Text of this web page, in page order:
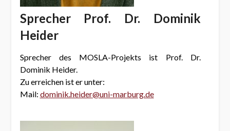
Sprecher Prof. Dr. Dominik
Heider
Sprecher des MOSLA-Projekts ist Prof. Dr.
Dominik Heider.
Zu erreichen ist er unter:
Mail: dominik.heider@uni-marburg.de